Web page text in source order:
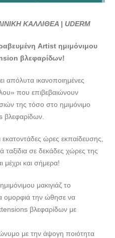
| UDERM -
| UDERM -
| UDERM -
| UDERM -
| UDERM -
| UDERM -
| UDERM -
ΚΑΛΛΙΘΕΑ | UDERM
Artist ημιμόνιμου
βλεφαρίδων!
απόλυτα ικανοποιημένες
που επιβεβαιώνουν
της τόσο στο ημιμόνιμο
βλεφαρίδων.
ώρες εκπαίδευσης,
ταξίδια σε δεκάδες χώρες της
μέχρι και σήμερα!
μακιγιάζ το
ομορφιά την ώθησε να
βλεφαρίδων με
με την άψογη ποιότητα